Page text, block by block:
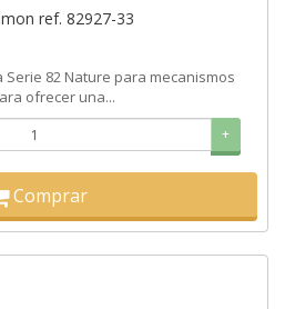
ref. 82927-33
Serie 82 Nature para mecanismos
ofrecer una...
+
Comprar